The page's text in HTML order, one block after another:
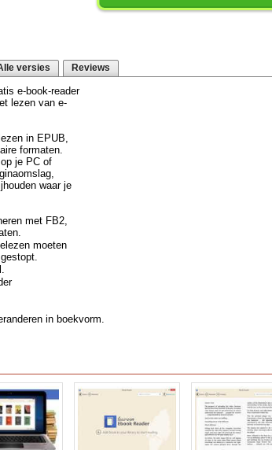
versies Reviews
e-book-reader
lezen van e-
in EPUB,
formaten.
je PC of
waar je
met FB2,
moeten
in boekvorm.